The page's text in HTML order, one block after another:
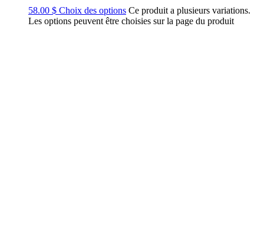
58.00 $ Choix des options Ce produit a plusieurs variations.
Les options peuvent être choisies sur la page du produit